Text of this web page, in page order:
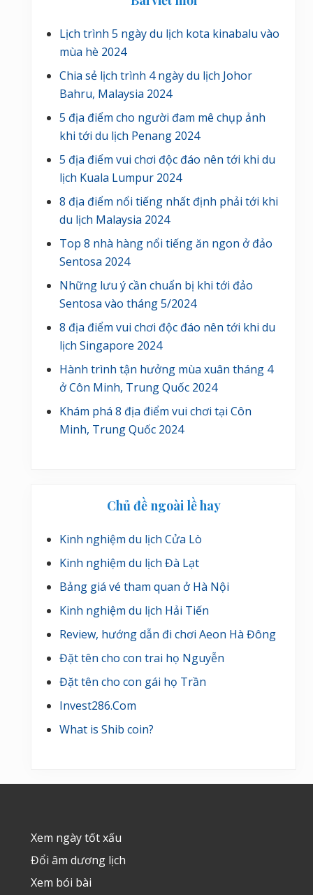
Lịch trình 5 ngày du lịch kota kinabalu vào
mùa hè 2024
Chia sẻ lịch trình 4 ngày du lịch Johor
Bahru, Malaysia 2024
5 địa điểm cho người đam mê chụp ảnh
khi tới du lịch Penang 2024
5 địa điểm vui chơi độc đáo nên tới khi du
lịch Kuala Lumpur 2024
8 địa điểm nổi tiếng nhất định phải tới khi
du lịch Malaysia 2024
Top 8 nhà hàng nổi tiếng ăn ngon ở đảo
Sentosa 2024
Những lưu ý cần chuẩn bị khi tới đảo
Sentosa vào tháng 5/2024
8 địa điểm vui chơi độc đáo nên tới khi du
lịch Singapore 2024
Hành trình tận hưởng mùa xuân tháng 4
ở Côn Minh, Trung Quốc 2024
Khám phá 8 địa điểm vui chơi tại Côn
Minh, Trung Quốc 2024
Chủ đề ngoài lề hay
Kinh nghiệm du lịch Cửa Lò
Kinh nghiệm du lịch Đà Lạt
Bảng giá vé tham quan ở Hà Nội
Kinh nghiệm du lịch Hải Tiến
Review, hướng dẫn đi chơi Aeon Hà Đông
Đặt tên cho con trai họ Nguyễn
Đặt tên cho con gái họ Trần
Invest286.Com
What is Shib coin?
Xem ngày tốt xấu
Đổi âm dương lịch
Xem bói bài